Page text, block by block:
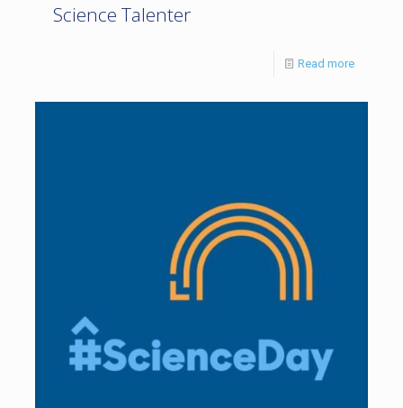
Science Talenter
Read more